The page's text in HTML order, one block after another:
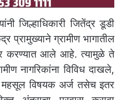
जिल्हाधिकारी जितेंद्र डूडी
प्रामुख्याने ग्रामीण भागातील
करण्यात आले आहे. त्यामुळे ते
नागरिकांना विविध दाखले,
महसूल विषयक अर्ज तसेच इतर